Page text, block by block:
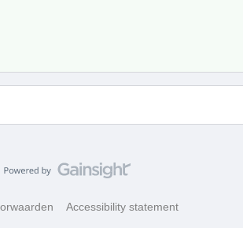
Accessibility statement